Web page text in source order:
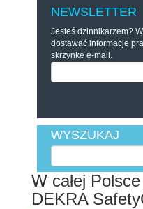
NEWSLETTER
Jesteś dzinnikarzem?
dostawać informacje
skrzynke e-mail.
WYSZUKAJ
W całej
DEKRA